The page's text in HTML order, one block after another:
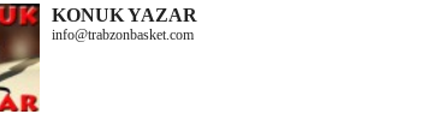
KONUK YAZAR
info@trabzonbasket.com